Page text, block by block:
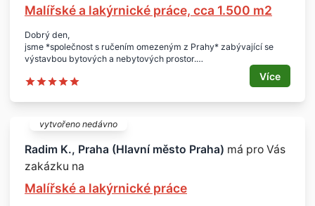
Malířské a lakýrnické práce, cca 1.500 m2
Dobrý den,
jsme *společnost s ručením omezeným z Prahy* zabývající se
výstavbou bytových a nebytových prostor.
* *zhotovení malířských a lakýrnických prací*
** malířské a lakýrnické práce
** rozsah prací je cca 1.500 m2
** cena 350.000,- Kč
Prosím o vypracování cenové nabídky a zaslání na e-mail nebo
kontaktováním na níže uvedený telefon.
Více
vytvořeno nedávno
Radim K., Praha (Hlavní město Praha) má pro Vás
zakázku na
Malířské a lakýrnické práce